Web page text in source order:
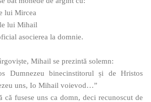
lui Mircea
lui Mihail
asocierea la domnie.
Mihail se prezintă solemn:
Dumnezeu binecinstitorul și de Hristos
uns, Io Mihail voievod…”
că fusese uns ca domn, deci recunoscut de